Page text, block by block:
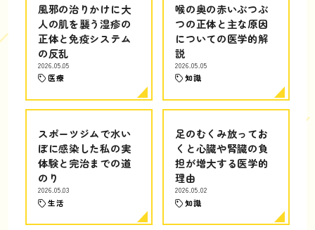
風邪の治りかけに大
人の肌を襲う湿疹の
正体と免疫システム
の反乱
2026.05.05
医療
喉の奥の赤いぶつぶ
つの正体と主な原因
についての医学的解
説
2026.05.05
知識
スポーツジムで水い
ぼに感染した私の実
体験と完治までの道
のり
2026.05.03
生活
足のむくみ放ってお
くと心臓や腎臓の負
担が増大する医学的
理由
2026.05.02
知識